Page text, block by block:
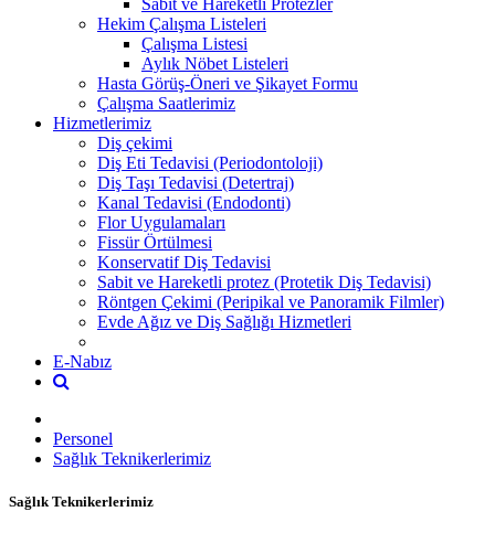
Hekim Çalışma Listeleri
Çalışma Listesi
Aylık Nöbet Listeleri
Hasta Görüş-Öneri ve Şikayet Formu
Çalışma Saatlerimiz
Hizmetlerimiz
Diş çekimi
Diş Eti Tedavisi (Periodontoloji)
Diş Taşı Tedavisi (Detertraj)
Kanal Tedavisi (Endodonti)
Flor Uygulamaları
Fissür Örtülmesi
Konservatif Diş Tedavisi
Sabit ve Hareketli protez (Protetik Diş Tedavisi)
Röntgen Çekimi (Peripikal ve Panoramik Filmler)
Evde Ağız ve Diş Sağlığı Hizmetleri
E-Nabız
Personel
Sağlık Teknikerlerimiz
Sağlık Teknikerlerimiz